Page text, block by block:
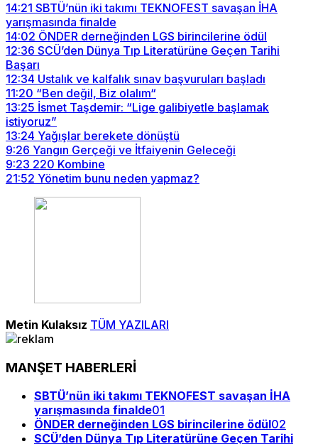
14:21 SBTÜ’nün iki takımı TEKNOFEST savaşan İHA
yarışmasında finalde
14:02 ÖNDER derneğinden LGS birincilerine ödül
12:36 SCÜ’den Dünya Tıp Literatürüne Geçen Tarihi
Başarı
12:34 Ustalık ve kalfalık sınav başvuruları başladı
11:20 “Ben değil, Biz olalım“
13:25 İsmet Taşdemir: “Lige galibiyetle başlamak
istiyoruz”
13:24 Yağışlar berekete dönüştü
9:26 Yangın Gerçeği ve İtfaiyenin Geleceği
9:23 220 Kombine
21:52 Yönetim bunu neden yapmaz?
Metin Kulaksız TÜM YAZILARI
MANŞET HABERLERİ
SBTÜ’nün iki takımı TEKNOFEST savaşan İHA
yarışmasında finalde01
ÖNDER derneğinden LGS birincilerine ödül02
SCÜ’den Dünya Tıp Literatürüne Geçen Tarihi